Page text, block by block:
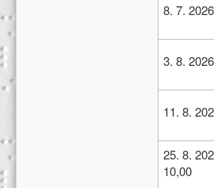
8. 7. 2026
3. 8. 2026
11. 8.
25. 8.
10,00